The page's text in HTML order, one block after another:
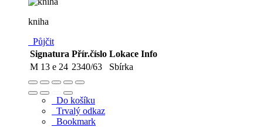
kniha
Půjčit
Signatura Přír.číslo Lokace Info
M 13 e 24 2340/63 Sbírka
Do košíku
Trvalý odkaz
Bookmark